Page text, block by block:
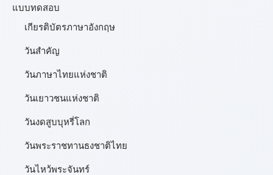
แบบทดสอบ
เกียรติบัตรภาษาอังกฤษ
วันสำคัญ
วันภาษาไทยแห่งชาติ
วันเยาวชนแห่งชาติ
วันงดสูบบุหรี่โลก
วันพระราชทานธงชาติไทย
วันไหว้พระจันทร์​